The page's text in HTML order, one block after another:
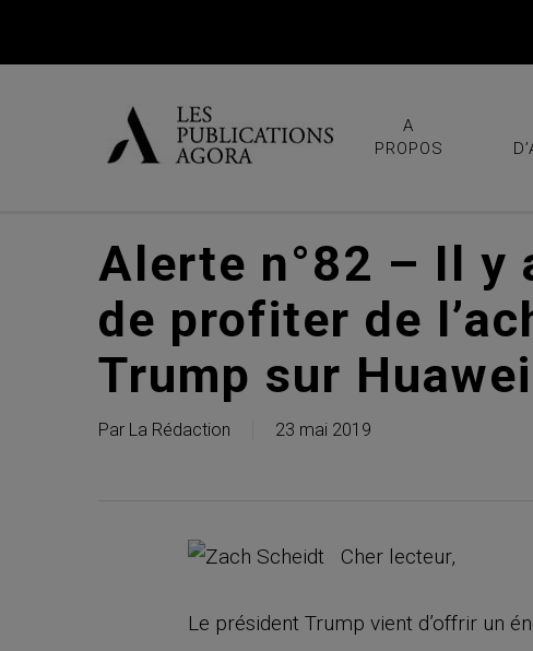
A
PROPOS
Alerte n°82 – Il y
de profiter de
Trump sur Huawei
Par La Rédaction 23 mai 2019
Cher lecteur,
Le président Trump vient d’offrir un